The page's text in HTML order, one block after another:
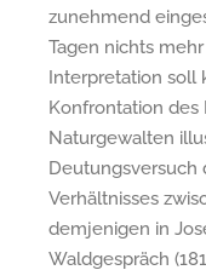
zunehmend
Tagen nichts
Interpretation soll
Konfrontation
Naturgewalten
Deutungsversuch
Verhältnisses
demjenigen in
Waldgespräch